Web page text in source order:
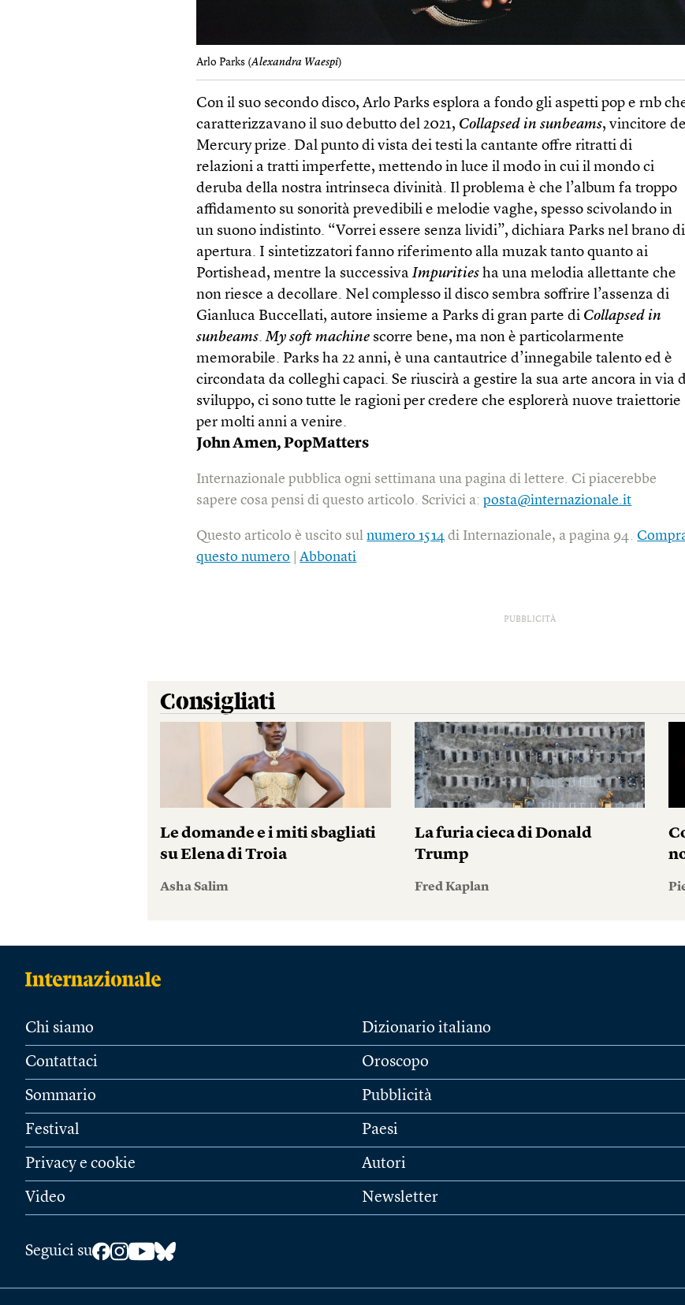
Arlo Parks (Alexandra Waespi)
Con il suo secondo disco, Arlo Parks esplora a fondo gli aspetti pop e rnb
caratterizzavano il suo debutto del 2021, Collapsed in sunbeams, vincitore
Mercury prize. Dal punto di vista dei testi la cantante offre ritratti di
relazioni a tratti imperfette, mettendo in luce il modo in cui il mondo ci
deruba della nostra intrinseca divinità. Il problema è che l’album fa troppo
affidamento su sonorità prevedibili e melodie vaghe, spesso scivolando in
un suono indistinto. “Vorrei essere senza lividi”, dichiara Parks nel brano di
apertura. I sintetizzatori fanno riferimento alla muzak tanto quanto ai
Portishead, mentre la successivaImpurities ha una melodia allettante che
non riesce a decollare. Nel complesso il disco sembra soffrire l’assenza di
Gianluca Buccellati, autore insieme a Parks di gran parte di Collapsed in
sunbeams.My soft machine scorre bene, ma non è particolarmente
memorabile. Parks ha 22 anni, è una cantautrice d’innegabile talento ed è
circondata da colleghi capaci. Se riuscirà a gestire la sua arte ancora in via
sviluppo, ci sono tutte le ragioni per credere che esplorerà nuove traiettorie
per molti anni a venire.
John Amen, PopMatters
Internazionale pubblica ogni settimana una pagina di lettere. Ci piacerebbe
sapere cosa pensi di questo articolo. Scrivici a:posta@internazionale.it
Questo articolo è uscito sulnumero 1514 di Internazionale, a pagina 94.
questo numero |Abbonati
PUBBLICITÀ
Consigliati
Le domande e i miti sbagliati
su Elena di Troia
Asha Salim
La furia cieca di Donald
Trump
Fred Kaplan
Chi siamo
Contattaci
Sommario
Festival
Privacy e cookie
Video
Dizionario italiano
Oroscopo
Pubblicità
Paesi
Autori
Newsletter
Seguici su